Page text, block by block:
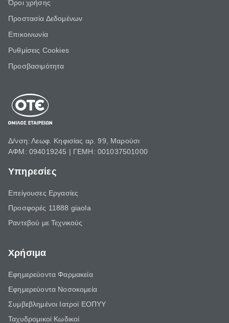
Όροι χρήσης
Προστασία Δεδομένων
Επικοινωνία
Ρυθμίσεις Cookies
Προσβασιμότητα
Δ/νση: Λεωφ. Κηφισίας αρ. 99, Μαρούσι
ΑΦΜ: 094019245 | ΓΕΜΗ: 001037501000
Υπηρεσίες
Επείγουσες Εργασίες
Προσφορές 11888 giaola
Ραντεβού με Τεχνικούς
Χρήσιμα
Εφημερεύοντα Φαρμακεία
Εφημερεύοντα Νοσοκομεία
Συμβεβλημένοι Ιατροί ΕΟΠΥΥ
Ταχυδρομικοί Κωδικοί